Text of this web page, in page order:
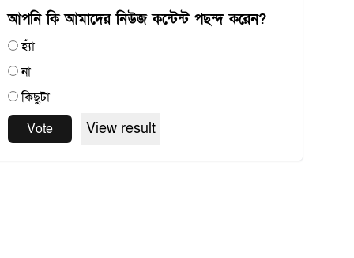
আপনি কি আমাদের নিউজ কন্টেন্ট পছন্দ করেন?
হ্যাঁ
না
কিছুটা
Vote
View result